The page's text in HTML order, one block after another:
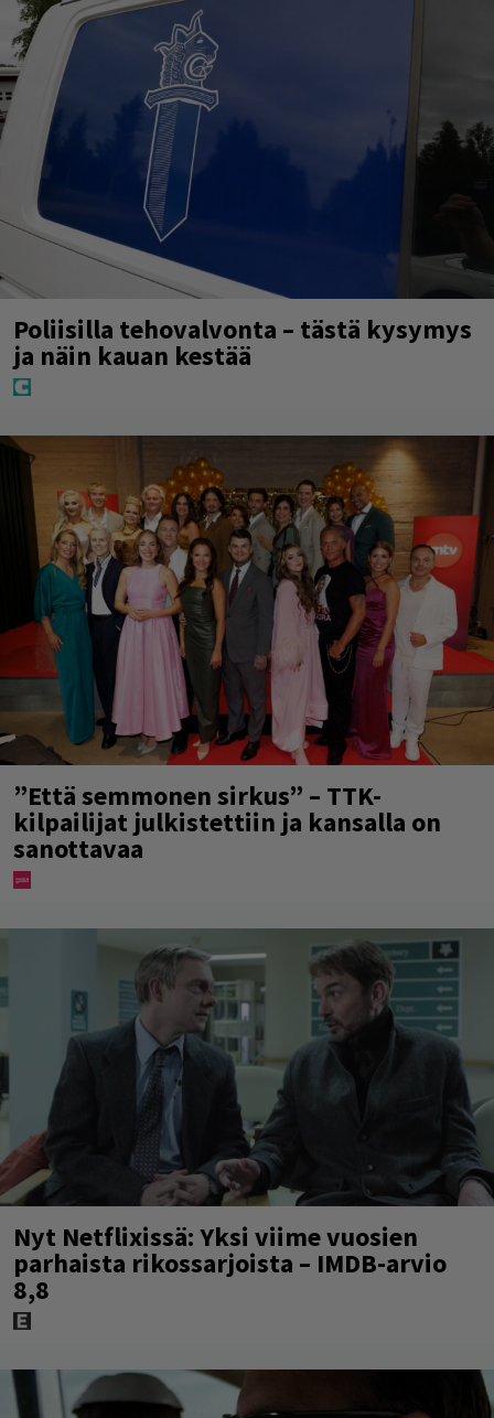
Poliisilla tehovalvonta – tästä kysymys
ja näin kauan kestää
”Että semmonen sirkus” – TTK-
kilpailijat julkistettiin ja kansalla on
sanottavaa
Nyt Netflixissä: Yksi viime vuosien
parhaista rikossarjoista – IMDB-arvio
8,8